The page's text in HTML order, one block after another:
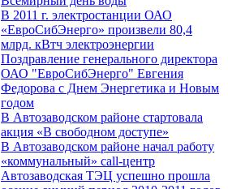
В 2011 г. электростанции ОАО
«ЕвроСибЭнерго» произвели 80,4
млрд. кВтч электроэнергии
Поздравление генерального директора
ОАО "ЕвроСибЭнерго" Евгения
Федорова с Днем Энергетика и Новым
годом
В Автозаводском районе стартовала
акция «В свободном доступе»
В Автозаводском районе начал работу
«коммунальный» call-центр
Автозаводская ТЭЦ успешно прошла